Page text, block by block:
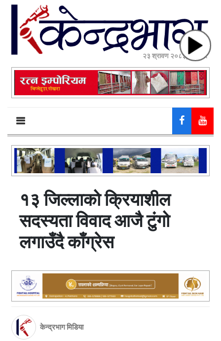
२३ श्रावण २०८३, शनिबार
१३ जिल्लाको क्रियाशील
सदस्यता विवाद आजै टुंगो
लगाउँदै काँग्रेस
केन्द्रभाग मिडिया